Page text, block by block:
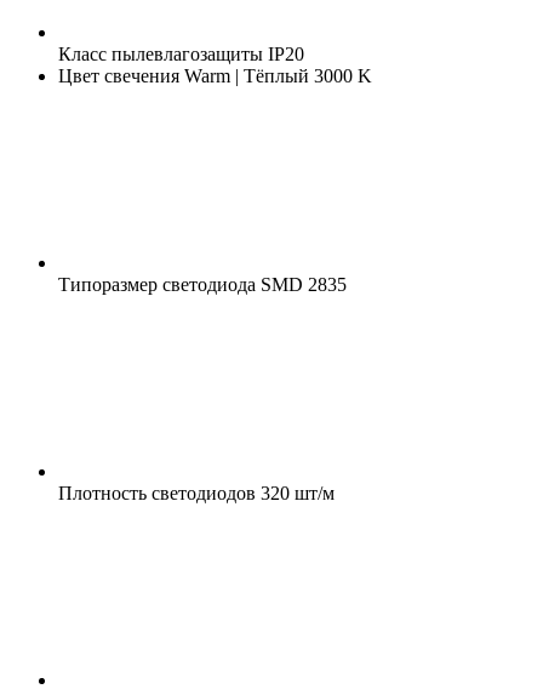
Класс пылевлагозащиты IP20
Цвет свечения Warm | Тёплый 3000 K
Типоразмер светодиода SMD 2835
Плотность светодиодов 320 шт/м